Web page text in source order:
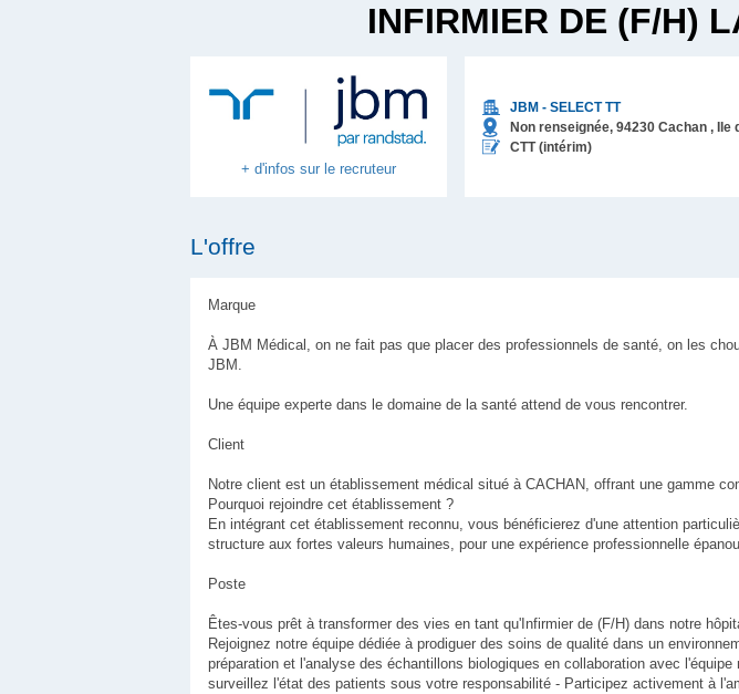
INFIRMIER DE (F/H)
+ d'infos sur le recruteur
JBM - SELECT TT
Non renseignée, 94230 Cachan , Ile
CTT (intérim)
L'offre
Marque
À JBM Médical, on ne fait pas que placer des professionnels de santé, on les
JBM.
Une équipe experte dans le domaine de la santé attend de vous rencontrer.
Client
Notre client est un établissement médical situé à CACHAN, offrant une gamme
Pourquoi rejoindre cet établissement ?
En intégrant cet établissement reconnu, vous bénéficierez d'une attention
structure aux fortes valeurs humaines, pour une expérience professionnelle
Poste
Êtes-vous prêt à transformer des vies en tant qu'Infirmier de (F/H) dans notre
Rejoignez notre équipe dédiée à prodiguer des soins de qualité dans un
préparation et l'analyse des échantillons biologiques en collaboration avec
surveillez l'état des patients sous votre responsabilité - Participez activement à